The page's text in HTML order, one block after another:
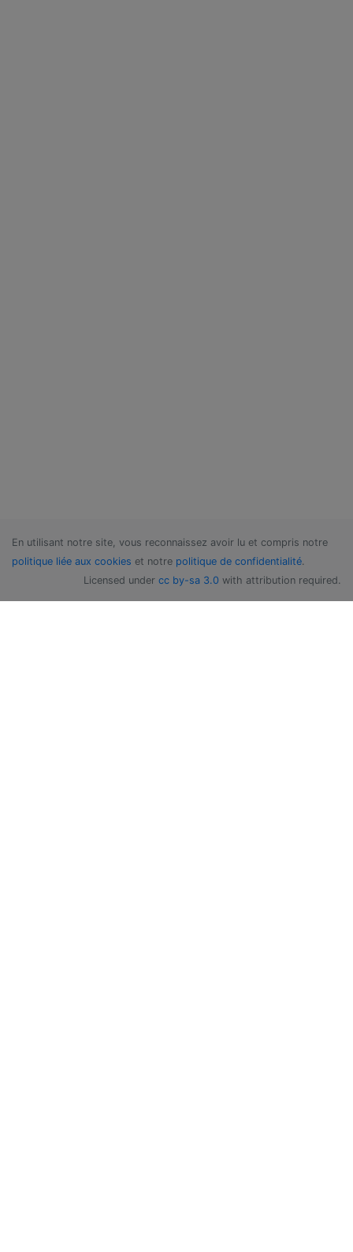
En utilisant notre site, vous reconnaissez avoir lu et compris notre
politique liée aux cookies et notre politique de confidentialité.
Licensed under cc by-sa 3.0 with attribution required.